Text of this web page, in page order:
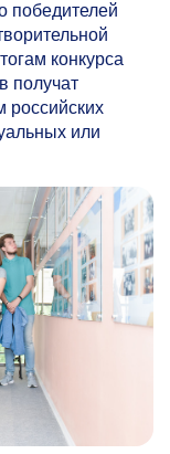
конкурса
получат
российских
или